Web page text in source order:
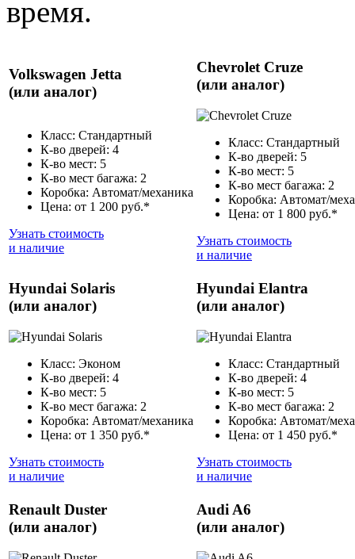
время.
Volkswagen Jetta
(или аналог)
Класс: Стандартный
К-во дверей: 4
К-во мест: 5
К-во мест багажа: 2
Коробка: Автомат/механика
Цена: от 1 200 руб.*
Узнать стоимость
и наличие
Chevrolet Cruze
(или аналог)
Класс: Стандартный
К-во дверей: 5
К-во мест: 5
К-во мест багажа: 2
Коробка: Автомат/
Цена: от 1 800 руб.*
Узнать стоимость
и наличие
Hyundai Solaris
(или аналог)
Класс: Эконом
К-во дверей: 4
К-во мест: 5
К-во мест багажа: 2
Коробка: Автомат/механика
Цена: от 1 350 руб.*
Узнать стоимость
и наличие
Hyundai Elantra
(или аналог)
Класс: Стандартный
К-во дверей: 4
К-во мест: 5
К-во мест багажа: 2
Коробка: Автомат/
Цена: от 1 450 руб.*
Узнать стоимость
и наличие
Renault Duster
(или аналог)
Audi A6
(или аналог)